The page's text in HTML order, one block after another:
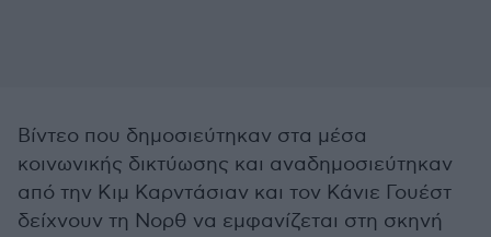
Βίντεο που δημοσιεύτηκαν στα μέσα
κοινωνικής δικτύωσης και αναδημοσιεύτηκαν
από την Κιμ Καρντάσιαν και τον Κάνιε Γουέστ
δείχνουν τη Νορθ να εμφανίζεται στη σκηνή